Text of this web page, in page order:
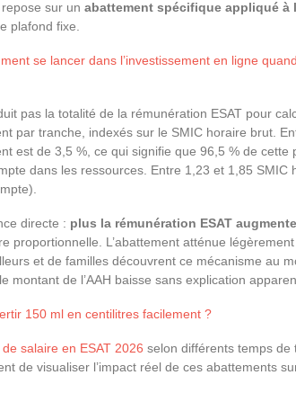
sur un abattement spécifique appliqué à
plafond fixe.
se lancer dans l’investissement en ligne
pas la totalité de la rémunération ESAT pour
par tranche, indexés sur le SMIC horaire brut.
est de 3,5 %, ce qui signifie que 96,5 % de cette
dans les ressources. Entre 1,23 et 1,85 SMIC
directe : plus la rémunération ESAT
proportionnelle. L’abattement atténue légèrement
et de familles découvrent ce mécanisme au
montant de l’AAH baisse sans explication
150 ml en centilitres facilement ?
salaire en ESAT 2026 selon différents temps de
de visualiser l’impact réel de ces abattements